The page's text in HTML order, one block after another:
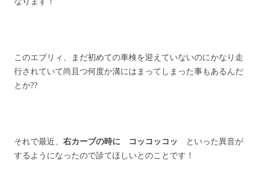
このエブリィ、まだ初めての車検を迎えていないのにかなり走
行されていて尚且つ何度か溝にはまってしまった事もあるんだ
とか??
それで最近、 右カーブの時に コッコッコッ といった異音が
するようになったので診てほしいとのことです！